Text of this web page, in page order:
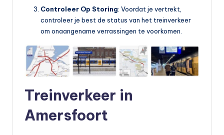
Controleer Op Storing: Voordat je vertrekt,
controleer je best de status van het treinverkeer
om onaangename verrassingen te voorkomen.
Treinverkeer in
Amersfoort